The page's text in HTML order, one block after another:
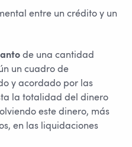
entre un crédito y un
de una cantidad
un cuadro de
y acordado por las
la totalidad del dinero
este dinero, más
en las liquidaciones